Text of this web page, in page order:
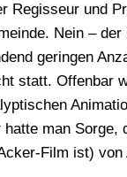
Regis­seur und
Nein –
gerin­gen
statt. Offen­bar
man Sor­ge,
Film ist)